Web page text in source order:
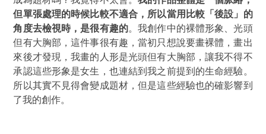
但單張處理的時候比較不適合，所以當用比較 「後設 」 的
角度去檢視時，是很有趣的。我創作中的裸體形象、光頭
但有大胸部，這件事很有趣，當初只想說要畫裸體，畫出
來後才發現，我畫的人形是光頭但有大胸部，讓我不得不
承認這些形象是女生，也連結到我之前提到的生命經驗。
所以其實不見得會變成題材，但是這些經驗也的確影響到
了我的創作。